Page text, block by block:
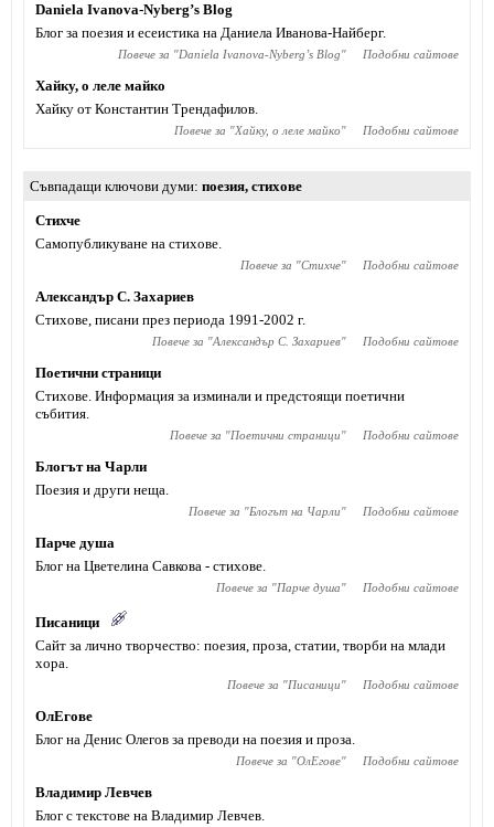
Daniela Ivanova-Nyberg’s Blog
Блог за поезия и есеистика на Даниела Иванова-Найберг.
Повече за "Daniela Ivanova-Nyberg’s Blog" Подобни сайтове
Хайку, о леле майко
Хайку от Константин Трендафилов.
Повече за "Хайку, о леле майко" Подобни сайтове
Съвпадащи ключови думи поезия, стихове
Стихче
Самопубликуване на стихове.
Повече за "Стихче" Подобни сайтове
Александър С. Захариев
Стихове, писани през периода 1991-2002 г.
Повече за "Александър С. Захариев" Подобни сайтове
Поетични страници
Стихове. Информация за изминали и предстоящи поетични
събития.
Повече за "Поетични страници" Подобни сайтове
Блогът на Чарли
Поезия и други неща.
Повече за "Блогът на Чарли" Подобни сайтове
Парче душа
Блог на Цветелина Савкова - стихове.
Повече за "Парче душа" Подобни сайтове
Писаници
Сайт за лично творчество: поезия, проза, статии, творби на млади
хора.
Повече за "Писаници" Подобни сайтове
ОлЕгове
Блог на Денис Олегов за преводи на поезия и проза.
Повече за "ОлЕгове" Подобни сайтове
Владимир Левчев
Блог с текстове на Владимир Левчев.